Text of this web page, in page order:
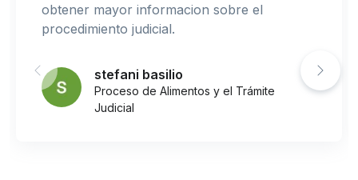
obtener mayor informacion sobre el
procedimiento judicial.
stefani basilio
Proceso de Alimentos y el Trámite
Judicial